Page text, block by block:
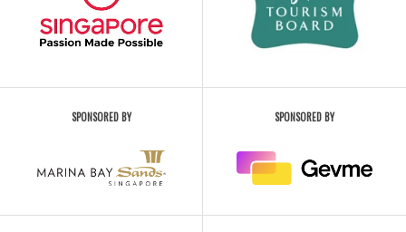
SPONSORED BY SPONSORED BY